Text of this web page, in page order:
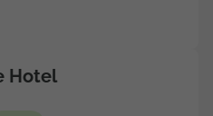
Hotel